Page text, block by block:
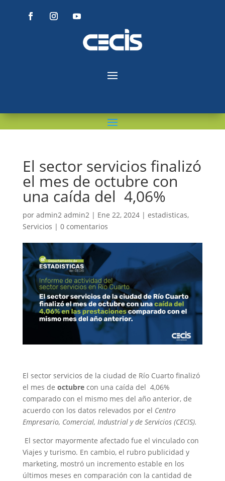
El sector servicios finalizó
el mes de octubre con
una caída del 4,06%
por admin2 admin2| Ene 22, 2024| estadisticas,
Servicios | 0 comentarios
El sector servicios de la ciudad de Río Cuarto finalizó
el mes de octubre con una caída del 4,06%
comparado con el mismo mes del año anterior, de
acuerdo con los datos relevados por el Centro
Empresario, Comercial, Industrial y de Servicios (CECIS).
El sector mayormente afectado fue el vinculado con
Viajes y turismo. En cambio, el rubro publicidad y
marketing, mostró un incremento estable en los
últimos meses en comparación con la cantidad de